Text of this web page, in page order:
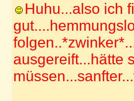
Huhu...also ich
ausgereift...hätte